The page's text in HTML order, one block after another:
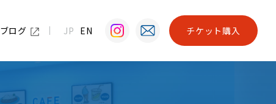
チケット購入
ブログ JP EN